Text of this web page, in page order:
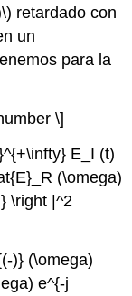
retardado con
un
para la
\]
E_I (t)
(\omega)
\right |^2
)} (\omega)
e^{-j